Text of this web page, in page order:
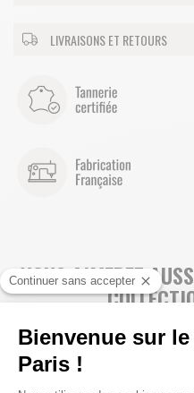
LIVRAISONS ET RETOURS
VOUS AIMEREZ